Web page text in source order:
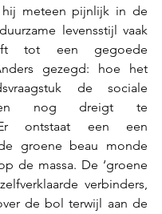
hij meteen pijnlijk in de
levensstijl vaak
tot een gegoede
gezegd: hoe het
de sociale
nog dreigt te
ontstaat een een
groene beau monde
de massa. De ‘groene
verbinders,
de bol terwijl aan de